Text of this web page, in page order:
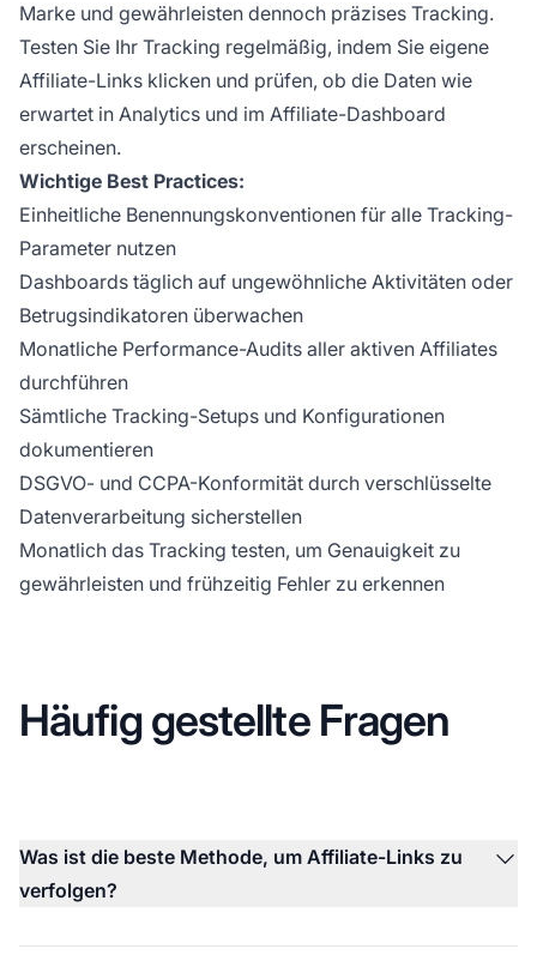
Marke und gewährleisten dennoch präzises Tracking.
Testen Sie Ihr Tracking regelmäßig, indem Sie eigene
Affiliate-Links klicken und prüfen, ob die Daten wie
erwartet in Analytics und im Affiliate-Dashboard
erscheinen.
Wichtige Best Practices:
Einheitliche Benennungskonventionen für alle Tracking-
Parameter nutzen
Dashboards täglich auf ungewöhnliche Aktivitäten oder
Betrugsindikatoren überwachen
Monatliche Performance-Audits aller aktiven Affiliates
durchführen
Sämtliche Tracking-Setups und Konfigurationen
dokumentieren
DSGVO- und CCPA-Konformität durch verschlüsselte
Datenverarbeitung sicherstellen
Monatlich das Tracking testen, um Genauigkeit zu
gewährleisten und frühzeitig Fehler zu erkennen
Häufig gestellte Fragen
Was ist die beste Methode, um Affiliate-Links zu
verfolgen?